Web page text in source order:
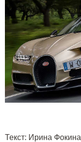
Текст: Ирина Фокина